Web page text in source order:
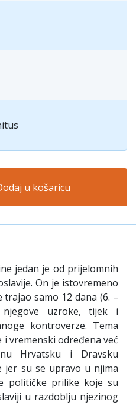
u košaricu
jedan je od prijelomnih
On je istovremeno
samo 12 dana (6. –
uzroke, tijek i
kontroverze. Tema
vremenski određena već
Hrvatsku i Dravsku
jer su se upravo u njima
političke prilike koje su
u razdoblju njezinog